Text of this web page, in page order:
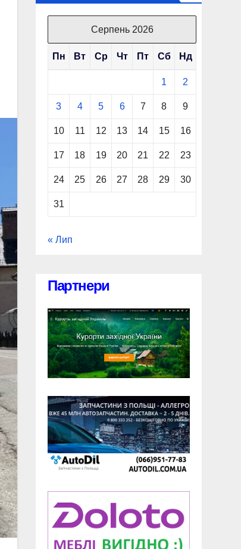
Серпень 2026
Пн Вт Ср Чт Пт Сб Нд
1 2
3 4 5 6 7 8 9
10 11 12 13 14 15 16
17 18 19 20 21 22 23
24 25 26 27 28 29 30
31
« Лип
Партнери